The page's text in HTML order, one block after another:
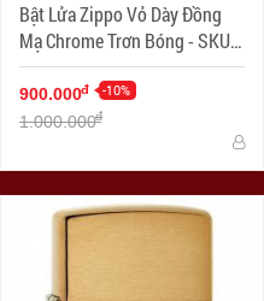
Bật Lửa Zippo Vỏ Dày Đồng
Mạ Chrome Trơn Bóng - SKU
167 – Zippo Armor High
Polished Chrome
900.000đ -10%
1.000.000đ